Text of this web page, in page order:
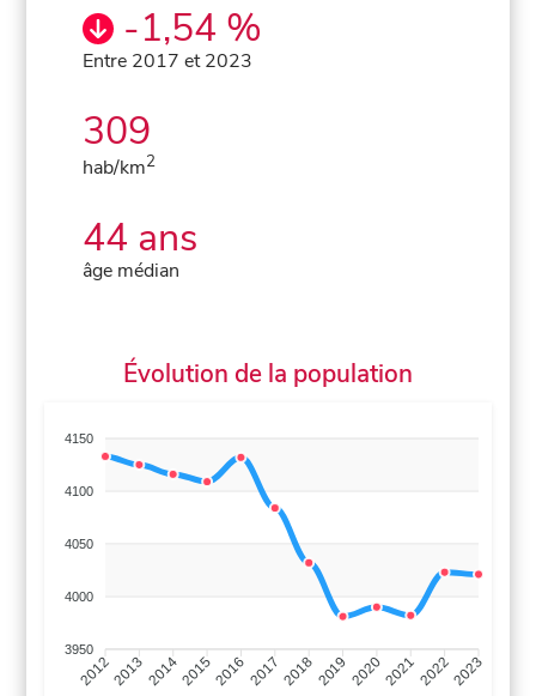
-1,54 %
Entre 2017 et 2023
309
hab/km2
44 ans
âge médian
Évolution de la population
4150
4100
4050
4000
3950
201220132014201520162017 20182019 2020202120222023